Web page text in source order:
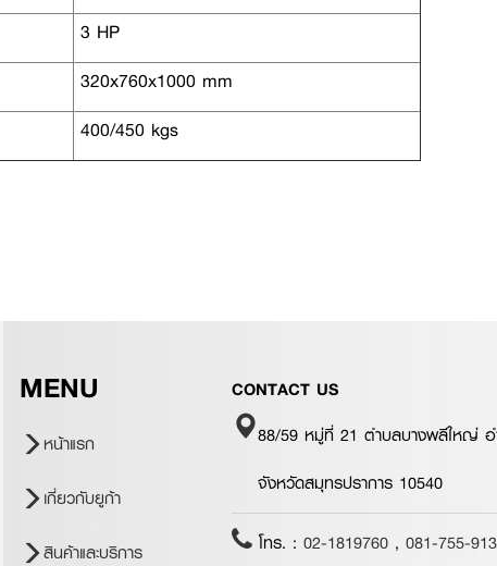
3 HP
320x760x1000 mm
400/450 kgs
MENU
หน้าแรก
เกี่ยวกับยูก้า
สินค้าและบริการ
CONTACT US
88/59 หมู่ที่ 21 ตำบลบางพลีใหญ่ อ
จังหวัดสมุทรปราการ 10540
โทร. : 02-1819760 , 081-755-